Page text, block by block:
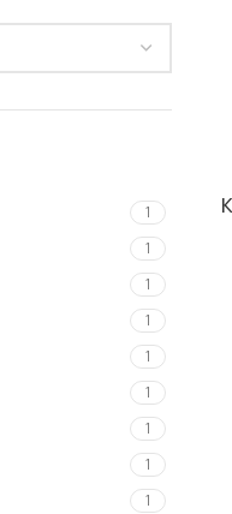
1
1
1
1
1
1
1
1
1